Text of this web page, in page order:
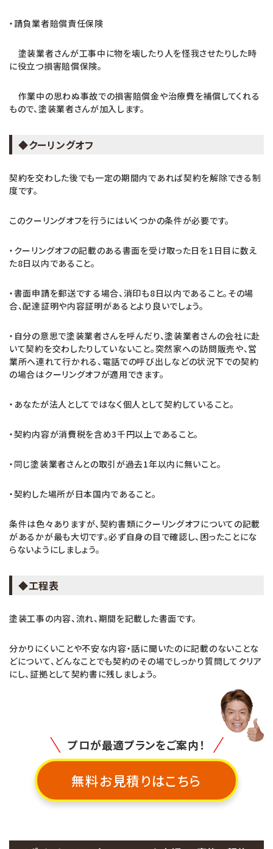
・請負業者賠償責任保険
塗装業者さんが工事中に物を壊したり人を怪我させたりした時
に役立つ損害賠償保険。
作業中の思わぬ事故での損害賠償金や治療費を補償してくれる
もので、塗装業者さんが加入します。
◆クーリングオフ
契約を交わした後でも一定の期間内であれば契約を解除できる制
度です。
このクーリングオフを行うにはいくつかの条件が必要です。
・クーリングオフの記載のある書面を受け取った日を1日目に数え
た8日以内であること。
・書面申請を郵送でする場合、消印も8日以内であること。その場
合、配達証明や内容証明があるとより良いでしょう。
・自分の意思で塗装業者さんを呼んだり、塗装業者さんの会社に赴
いて契約を交わしたりしていないこと。突然家への訪問販売や、営
業所へ連れて行かれる、電話での呼び出しなどの状況下での契約
の場合はクーリングオフが適用できます。
・あなたが法人としてではなく個人として契約していること。
・契約内容が消費税を含め3千円以上であること。
・同じ塗装業者さんとの取引が過去1年以内に無いこと。
・契約した場所が日本国内であること。
条件は色々ありますが、契約書類にクーリングオフについての記載
があるかが最も大切です。必ず自身の目で確認し、困ったことにな
らないようにしましょう。
◆工程表
塗装工事の内容、流れ、期間を記載した書面です。
分かりにくいことや不安な内容・話に聞いたのに記載のないことな
どについて、どんなことでも契約のその場でしっかり質問してクリア
にし、証拠として契約書に残しましょう。
プロが最適プランをご案内！
無料お見積りはこちら